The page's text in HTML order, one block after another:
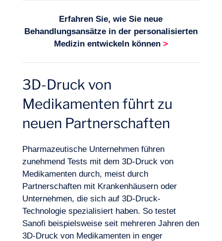
Erfahren Sie, wie Sie neue
Behandlungsansätze in der personalisierten
Medizinentwickeln können >
3D-Druck von
Medikamenten führt zu
neuen Partnerschaften
Pharmazeutische Unternehmen führen
zunehmend Tests mit dem 3D-Druck von
Medikamenten durch, meist durch
Partnerschaften mit Krankenhäusern oder
Unternehmen, die sich auf 3D-Druck-
Technologie spezialisiert haben. So testet
Sanofi beispielsweise seit mehreren Jahren den
3D-Druck von Medikamenten in enger